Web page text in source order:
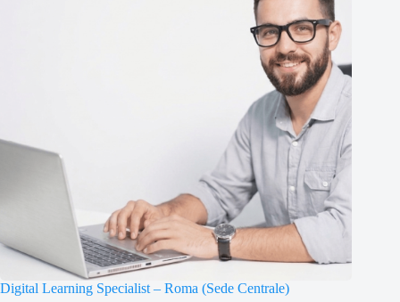
Digital Learning Specialist – Roma (Sede Centrale)